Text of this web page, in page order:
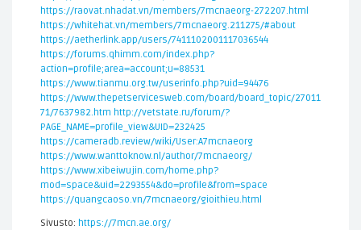
https://raovat.nhadat.vn/members/7mcnaeorg-272207.html
https://whitehat.vn/members/7mcnaeorg.211275/#about
https://aetherlink.app/users/7411102001117036544
https://forums.qhimm.com/index.php?
action=profile;area=account;u=88531
https://www.tianmu.org.tw/userinfo.php?uid=94476
https://www.thepetservicesweb.com/board/board_topic/27011
71/7637982.htm http://vetstate.ru/forum/?
PAGE_NAME=profile_view&UID=232425
https://cameradb.review/wiki/User:A7mcnaeorg
https://www.wanttoknow.nl/author/7mcnaeorg/
https://www.xibeiwujin.com/home.php?
mod=space&uid=2293554&do=profile&from=space
https://quangcaoso.vn/7mcnaeorg/gioithieu.html
Sivusto: https://7mcn.ae.org/